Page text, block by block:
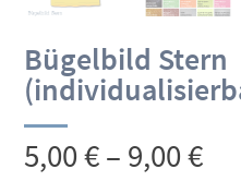
Bügelbild Stern
5,00€– 9,00€